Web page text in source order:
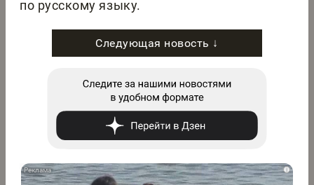
по русскому языку.
Следующая новость ↓
i